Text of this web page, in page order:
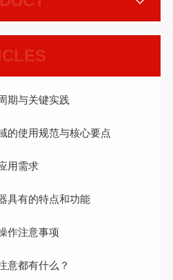
期与关键实践
的使用规范与核心要点
用需求
具有的特点和功能
作注意事项
意都有什么？